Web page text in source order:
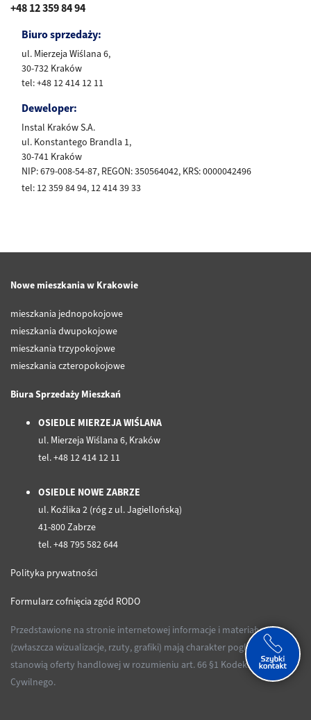
+48 12 359 84 94
Biuro sprzedaży:
ul. Mierzeja Wiślana 6,
30-732 Kraków
tel: +48 12 414 12 11
Deweloper:
Instal Kraków S.A.
ul. Konstantego Brandla 1,
30-741 Kraków
NIP: 679-008-54-87, REGON: 350564042, KRS: 0000042496
tel: 12 359 84 94, 12 414 39 33
Nowe mieszkania w Krakowie
mieszkania jednopokojowe
mieszkania dwupokojowe
mieszkania trzypokojowe
mieszkania czteropokojowe
Biura Sprzedaży Mieszkań
OSIEDLE MIERZEJA WIŚLANA
ul. Mierzeja Wiślana 6, Kraków
tel. +48 12 414 12 11
OSIEDLE NOWE ZABRZE
ul. Koźlika 2 (róg z ul. Jagiellońską)
41-800 Zabrze
tel. +48 795 582 644
Polityka prywatności
Formularz cofnięcia zgód RODO
Przedstawione na stronie internetowej informacje i materiały
(zwłaszcza wizualizacje, rzuty, grafiki) mają charakter poglądowy i nie
stanowią oferty handlowej w rozumieniu art. 66 §1 Kodeksu
Cywilnego.